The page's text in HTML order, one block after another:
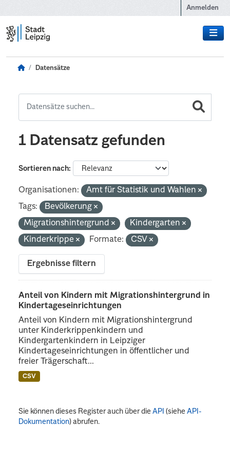
Anmelden
Datensätze
1 Datensatz gefunden
Sortieren nach
Organisationen:
Amt für Statistik und Wahlen
Tags:
Bevölkerung
Migrationshintergrund
Kindergarten
Kinderkrippe
Formate: CSV
Ergebnisse filtern
Anteil von Kindern mit Migrationshintergrund in
Kindertageseinrichtungen
Anteil von Kindern mit Migrationshintergrund
unter Kinderkrippenkindern und
Kindergartenkindern in Leipziger
Kindertageseinrichtungen in öffentlicher und
freier Trägerschaft...
CSV
Sie können dieses Register auch über dieAPI (sieheAPI-
Dokumentation) abrufen.